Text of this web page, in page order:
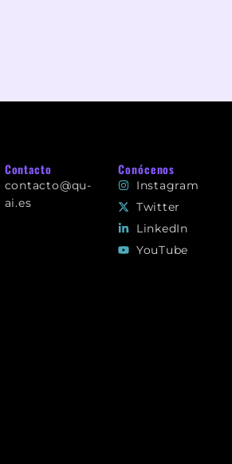
Contacto
contacto@qu-
ai.es
Conócenos
Instagram
Twitter
LinkedIn
YouTube